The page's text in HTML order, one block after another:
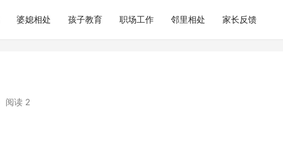
婆媳相处 孩子教育 职场工作 邻里相处 家长反馈
阅读 2